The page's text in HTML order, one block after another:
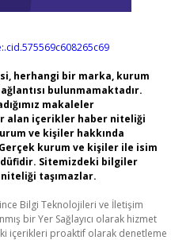
herhangi bir marka, kurum
bulunmamaktadır.
makaleler
alan içerikler haber niteliği
ve kişiler hakkında
kurum ve kişiler ile isim
Sitemizdeki bilgiler
taşımazlar.
Bilgi Teknolojileri ve İletişim
bir Yer Sağlayıcı olarak hizmet
içerikleri proaktif olarak denetleme